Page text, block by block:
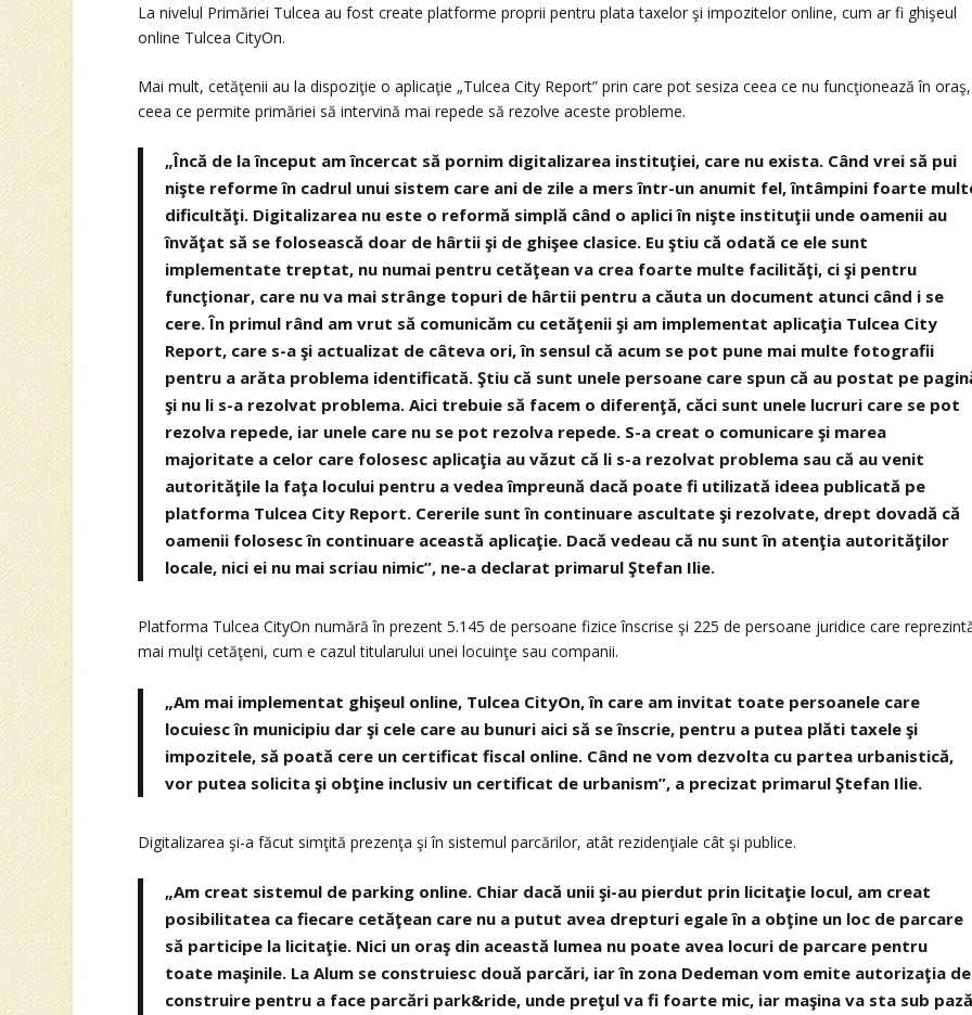
La nivelul Primăriei Tulcea au fost create platforme proprii pentru plata taxelor şi impozitelor online, cum ar fi ghişeul
online Tulcea CityOn.
Mai mult, cetăţenii au la dispoziţie o aplicaţie „Tulcea City Report” prin care pot sesiza ceea ce nu funcţionează în oraş,
ceea ce permite primăriei să intervină mai repede să rezolve aceste probleme.
„Încă de la început am încercat să pornim digitalizarea instituţiei, care nu exista. Când vrei să pui
nişte reforme în cadrul unui sistem care ani de zile a mers într-un anumit fel, întâmpini foarte
dificultăţi. Digitalizarea nu este o reformă simplă când o aplici în nişte instituţii unde oamenii au
învăţat să se folosească doar de hârtii şi de ghişee clasice. Eu ştiu că odată ce ele sunt
implementate treptat, nu numai pentru cetăţean va crea foarte multe facilităţi, ci şi pentru
funcţionar, care nu va mai strânge topuri de hârtii pentru a căuta un document atunci când i se
cere. În primul rând am vrut să comunicăm cu cetăţenii şi am implementat aplicaţia Tulcea City
Report, care s-a şi actualizat de câteva ori, în sensul că acum se pot pune mai multe fotografii
pentru a arăta problema identificată. Ştiu că sunt unele persoane care spun că au postat pe
şi nu li s-a rezolvat problema. Aici trebuie să facem o diferenţă, căci sunt unele lucruri care se pot
rezolva repede, iar unele care nu se pot rezolva repede. S-a creat o comunicare şi marea
majoritate a celor care folosesc aplicaţia au văzut că li s-a rezolvat problema sau că au venit
autorităţile la faţa locului pentru a vedea împreună dacă poate fi utilizată ideea publicată pe
platforma Tulcea City Report. Cererile sunt în continuare ascultate şi rezolvate, drept dovadă că
oamenii folosesc în continuare această aplicaţie. Dacă vedeau că nu sunt în atenţia autorităţilor
locale, nici ei nu mai scriau nimic”, ne-a declarat primarul Ştefan Ilie.
Platforma Tulcea CityOn numără în prezent 5.145 de persoane fizice înscrise şi 225 de persoane juridice care
mai mulţi cetăţeni, cum e cazul titularului unei locuinţe sau companii.
„Am mai implementat ghişeul online, Tulcea CityOn, în care am invitat toate persoanele care
locuiesc în municipiu dar şi cele care au bunuri aici să se înscrie, pentru a putea plăti taxele şi
impozitele, să poată cere un certificat fiscal online. Când ne vom dezvolta cu partea urbanistică,
vor putea solicita şi obţine inclusiv un certificat de urbanism”, a precizat primarul Ştefan Ilie.
Digitalizarea şi-a făcut simţită prezenţa şi în sistemul parcărilor, atât rezidenţiale cât şi publice.
„Am creat sistemul de parking online. Chiar dacă unii şi-au pierdut prin licitaţie locul, am creat
posibilitatea ca fiecare cetăţean care nu a putut avea drepturi egale în a obţine un loc de parcare
să participe la licitaţie. Nici un oraş din această lumea nu poate avea locuri de parcare pentru
toate maşinile. La Alum se construiesc două parcări, iar în zona Dedeman vom emite autorizaţia de
construire pentru a face parcări park&ride, unde preţul va fi foarte mic, iar maşina va sta sub